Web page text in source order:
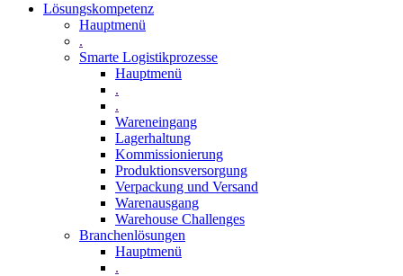
Lösungskompetenz
Hauptmenü
.
Smarte Logistikprozesse
Hauptmenü
.
.
Wareneingang
Lagerhaltung
Kommissionierung
Produktionsversorgung
Verpackung und Versand
Warenausgang
Warehouse Challenges
Branchenlösungen
Hauptmenü
.